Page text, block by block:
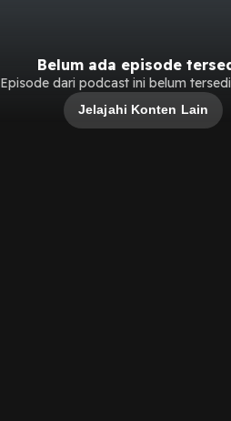
Belum ada episode
Episode dari podcast ini belum
Jelajahi Konten Lain